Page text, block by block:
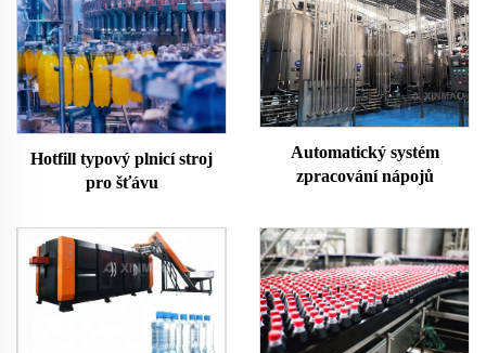
Hotfill typový plnicí stroj
pro šťávu
Automatický systém
zpracování nápojů